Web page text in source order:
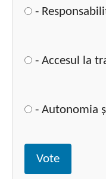
-
- Accesul la
- Autonomia
Vote